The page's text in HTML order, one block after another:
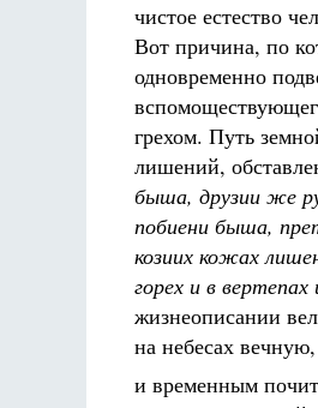
чистое естество
Вот причина, по
одновременно
грехом. Путь
лишений,
быша, друзии же
побиени быша,
козиих кожах
горех и в
жизнеописании
на небесах
и временным